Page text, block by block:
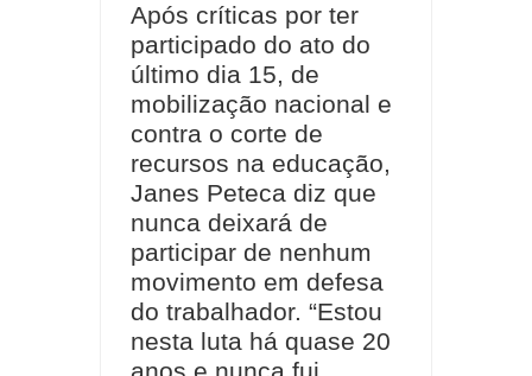
Após críticas por ter
participado do ato do
último dia 15, de
mobilização nacional e
contra o corte de
recursos na educação,
Janes Peteca diz que
nunca deixará de
participar de nenhum
movimento em defesa
do trabalhador. “Estou
nesta luta há quase 20